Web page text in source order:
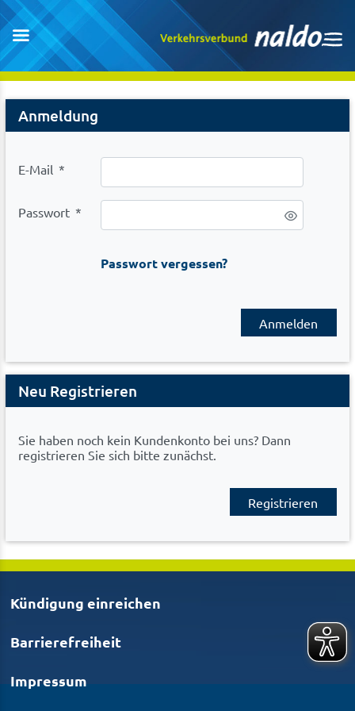
Login
Anmeldung
E-Mail *
Passwort *
Passwort vergessen?
Anmelden
Neu Registrieren
Sie haben noch kein Kundenkonto bei uns? Dann
registrieren Sie sich bitte zunächst.
Registrieren
Kündigung einreichen
Barrierefreiheit
Impressum